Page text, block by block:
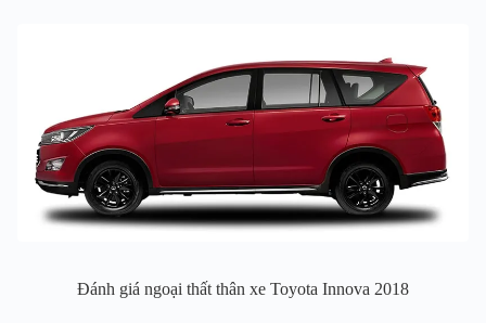
Đánh giá ngoại thất thân xe Toyota Innova 2018